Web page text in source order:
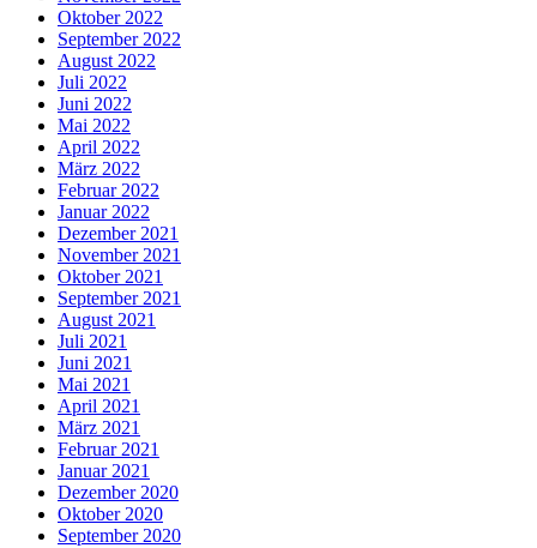
Oktober 2022
September 2022
August 2022
Juli 2022
Juni 2022
Mai 2022
April 2022
März 2022
Februar 2022
Januar 2022
Dezember 2021
November 2021
Oktober 2021
September 2021
August 2021
Juli 2021
Juni 2021
Mai 2021
April 2021
März 2021
Februar 2021
Januar 2021
Dezember 2020
Oktober 2020
September 2020